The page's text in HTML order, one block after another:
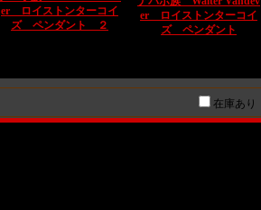
er ロイストンターコイ
ズ ペンダント ２
er ロイストンターコイ
ズ ペンダント
在庫あり